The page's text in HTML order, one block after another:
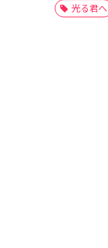
光る君へ